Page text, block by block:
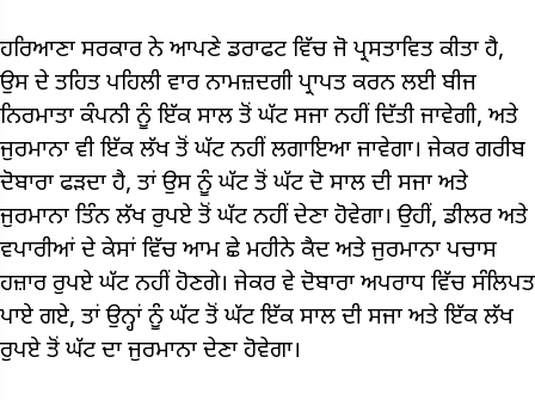
ਹਰਿਆਣਾ ਸਰਕਾਰ ਨੇ ਆਪਣੇ ਡਰਾਫਟ ਵਿੱਚ ਜੋ ਪ੍ਰਸਤਾਵਿਤ ਕੀਤਾ ਹੈ,
ਉਸ ਦੇ ਤਹਿਤ ਪਹਿਲੀ ਵਾਰ ਨਾਮਜ਼ਦਗੀ ਪ੍ਰਾਪਤ ਕਰਨ ਲਈ ਬੀਜ
ਨਿਰਮਾਤਾ ਕੰਪਨੀ ਨੂੰ ਇੱਕ ਸਾਲ ਤੋਂ ਘੱਟ ਸਜਾ ਨਹੀਂ ਦਿੱਤੀ ਜਾਵੇਗੀ, ਅਤੇ
ਜੁਰਮਾਨਾ ਵੀ ਇੱਕ ਲੱਖ ਤੋਂ ਘੱਟ ਨਹੀਂ ਲਗਾਇਆ ਜਾਵੇਗਾ। ਜੇਕਰ ਗਰੀਬ
ਦੋਬਾਰਾ ਫੜਦਾ ਹੈ, ਤਾਂ ਉਸ ਨੂੰ ਘੱਟ ਤੋਂ ਘੱਟ ਦੋ ਸਾਲ ਦੀ ਸਜਾ ਅਤੇ
ਜੁਰਮਾਨਾ ਤਿੰਨ ਲੱਖ ਰੁਪਏ ਤੋਂ ਘੱਟ ਨਹੀਂ ਦੇਣਾ ਹੋਵੇਗਾ। ਉਹੀਂ, ਡੀਲਰ ਅਤੇ
ਵਪਾਰੀਆਂ ਦੇ ਕੇਸਾਂ ਵਿੱਚ ਆਮ ਛੇ ਮਹੀਨੇ ਕੈਦ ਅਤੇ ਜੁਰਮਾਨਾ ਪਚਾਸ
ਹਜ਼ਾਰ ਰੁਪਏ ਘੱਟ ਨਹੀਂ ਹੋਣਗੇ। ਜੇਕਰ ਵੇ ਦੋਬਾਰਾ ਅਪਰਾਧ ਵਿੱਚ ਸੰਲਿਪਤ
ਪਾਏ ਗਏ, ਤਾਂ ਉਨ੍ਹਾਂ ਨੂੰ ਘੱਟ ਤੋਂ ਘੱਟ ਇੱਕ ਸਾਲ ਦੀ ਸਜਾ ਅਤੇ ਇੱਕ ਲੱਖ
ਰੁਪਏ ਤੋਂ ਘੱਟ ਦਾ ਜੁਰਮਾਨਾ ਦੇਣਾ ਹੋਵੇਗਾ।